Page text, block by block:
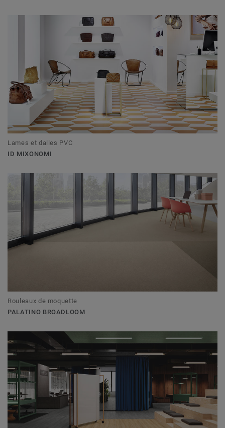
Lames et dalles PVC
ID MIXONOMI
Rouleaux de moquette
PALATINO BROADLOOM